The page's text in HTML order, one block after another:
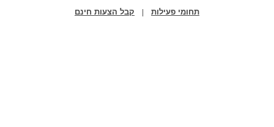
תחומי פעילות | קבל הצעות חינם